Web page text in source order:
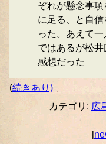
ぞれが懸念事
に足る、と自
った。あえて
ではあるが松
感想だった
(続きあり)
カテゴリ: 広
[